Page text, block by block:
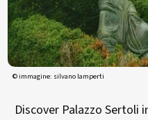
© immagine: silvano lamperti
Discover Palazzo Sertoli